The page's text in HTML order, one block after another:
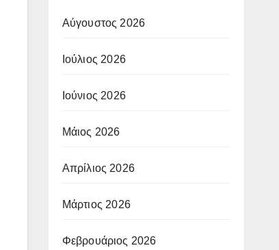
Αύγουστος 2026
Ιούλιος 2026
Ιούνιος 2026
Μάιος 2026
Απρίλιος 2026
Μάρτιος 2026
Φεβρουάριος 2026